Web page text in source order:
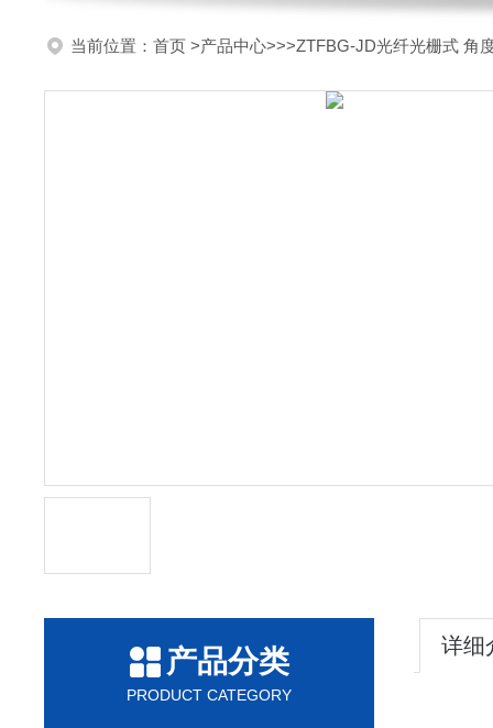
当前位置： 首页 >产品中心>>>ZTFBG-JD光纤光栅式 角
产品分类
PRODUCT CATEGORY
详细